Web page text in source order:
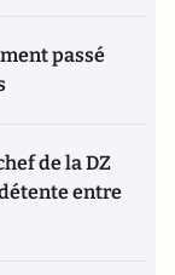
passé
de la DZ
entre